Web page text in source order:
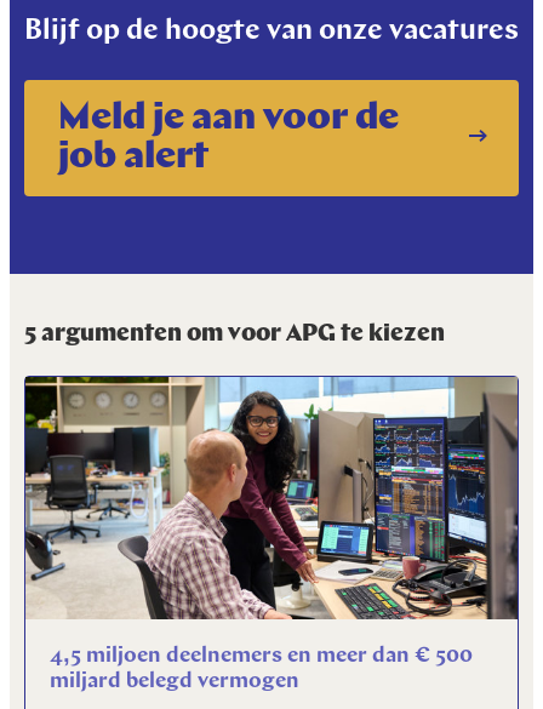
Blijf op de hoogte van onze vacatures
Meld je aan voor de
job alert
5 argumenten om voor APG te kiezen
4,5 miljoen deelnemers en meer dan € 500
miljard belegd vermogen